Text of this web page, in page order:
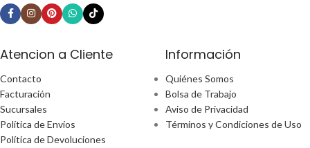
Atencion a Cliente
Contacto
Facturación
Sucursales
Política de Envíos
Política de Devoluciones
Información
Quiénes Somos
Bolsa de Trabajo
Aviso de Privacidad
Términos y Condiciones de Uso